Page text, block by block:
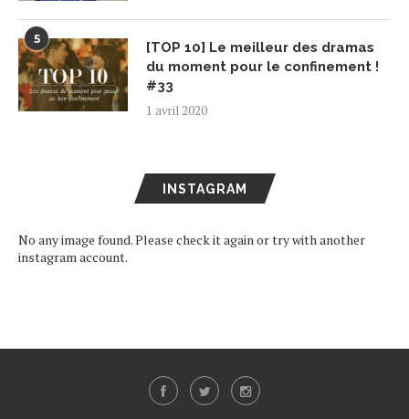
5
[TOP 10] Le meilleur des dramas
du moment pour le confinement !
#33
1 avril 2020
INSTAGRAM
No any image found. Please check it again or try with another
instagram account.